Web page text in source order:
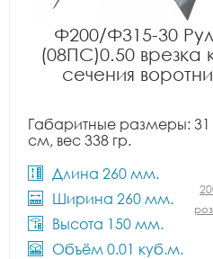
Ф200/Ф315-30
(08ПС)0.50 врезка
сечения
Габаритные размеры: 31
см, вес 338 гр.
Длина 260 мм.
Ширина 260 мм.
Высота 150 мм.
Объём 0.01 куб.м.